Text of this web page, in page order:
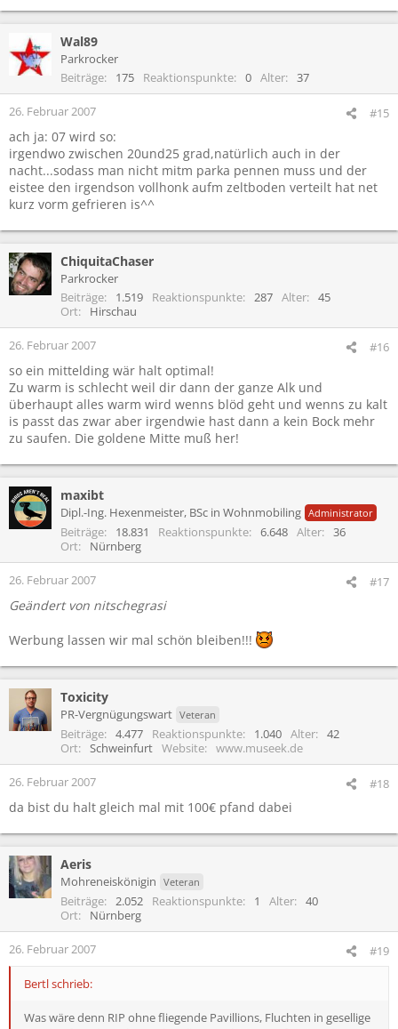
Wal89
Parkrocker
Beiträge
175 Reaktionspunkte 0 Alter 37
26. Februar 2007 #15
ach ja: 07 wird so:
irgendwo zwischen 20und25 grad,natürlich auch in der
nacht...sodass man nicht mitm parka pennen muss und der
eistee den irgendson vollhonk aufm zeltboden verteilt hat net
kurz vorm gefrieren is^^
ChiquitaChaser
Parkrocker
Beiträge
1.519 Reaktionspunkte 287 Alter
45
Ort
Hirschau
26. Februar 2007 #16
so ein mittelding wär halt optimal!
Zu warm is schlecht weil dir dann der ganze Alk und
überhaupt alles warm wird wenns blöd geht und wenns zu kalt
is passt das zwar aber irgendwie hast dann a kein Bock mehr
zu saufen. Die goldene Mitte muß her!
maxibt
Dipl.-Ing. Hexenmeister, BSc in Wohnmobiling Administrator
Beiträge 18.831 Reaktionspunkte 6.648 Alter
36
Ort
Nürnberg
26. Februar 2007 #17
Geändert von nitschegrasi
Werbung lassen wir mal schön bleiben!!!
Toxicity
PR-Vergnügungswart Veteran
Beiträge 4.477 Reaktionspunkte 1.040 Alter
42
Ort
Schweinfurt Website www.museek.de
26. Februar 2007 #18
da bist du halt gleich mal mit 100€ pfand dabei
Aeris
Mohreneiskönigin Veteran
Beiträge 2.052 Reaktionspunkte 1 Alter
40
Ort
Nürnberg
26. Februar 2007 #19
Bertl schrieb:
Was wäre denn RIP ohne fliegende Pavillions, Fluchten in gesellige